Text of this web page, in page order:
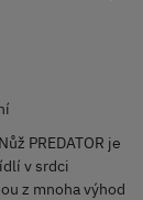
PREDATOR je
v srdci
z mnoha výhod